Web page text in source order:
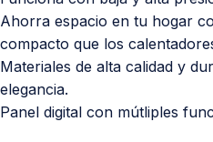
Ahorra espacio en tu hogar
compacto que los
Materiales de alta calidad y
elegancia.
Panel digital con mútliples